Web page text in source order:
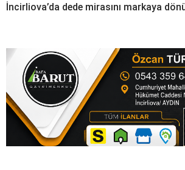
İncirliova’da dede mirasını markaya